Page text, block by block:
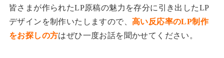
皆さまが作られたLP原稿の魅力を存分に引き出したLP
デザインを制作いたしますので、 高い反応率のLP制作
をお探しの方はぜひ一度お話を聞かせてください。